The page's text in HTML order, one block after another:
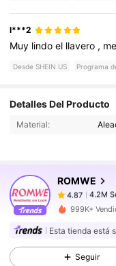
l***2
Muy lindoel llavero ,
Desde SHEIN US Programa
Detalles Del Producto
Material:
ROMWE
4.87
4.2M
j***6 pagó
4.87 4.2M
999K+
Esta tienda está
Seguir